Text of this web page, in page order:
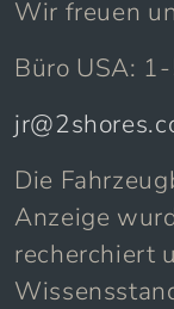
Wir freuen
Büro USA:
Die
Anzeige
recherchiert